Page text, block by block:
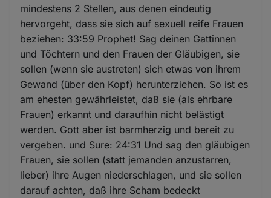
mindestens 2 Stellen, aus denen eindeutig
hervorgeht, dass sie sich auf sexuell reife Frauen
beziehen: 33:59 Prophet! Sag deinen Gattinnen
und Töchtern und den Frauen der Gläubigen, sie
sollen (wenn sie austreten) sich etwas von ihrem
Gewand (über den Kopf) herunterziehen. So ist es
am ehesten gewährleistet, daß sie (als ehrbare
Frauen) erkannt und daraufhin nicht belästigt
werden. Gott aber ist barmherzig und bereit zu
vergeben. und Sure: 24:31 Und sag den gläubigen
Frauen, sie sollen (statt jemanden anzustarren,
lieber) ihre Augen niederschlagen, und sie sollen
darauf achten, daß ihre Scham bedeckt